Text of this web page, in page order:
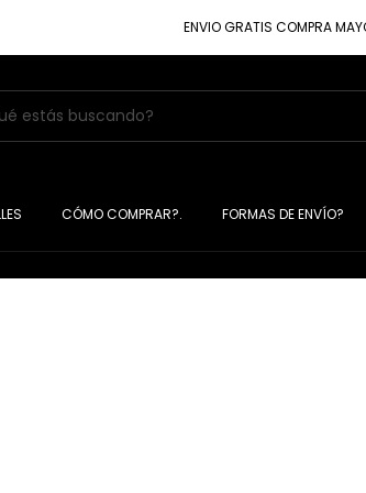
ENVIO GRATIS COMPRA MAYOR DE
CÓMO COMPRAR?. FORMAS DE ENVÍO?